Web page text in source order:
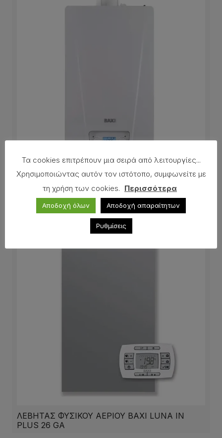
CLASSIC 24
ΛΕΒΗΤΑΣ ΦΥΣΙΚΟΥ ΑΕΡΙΟΥ ΒΑΧΙ LUNA IN
PLUS 26 GA
Τα cookies επιτρέπουν μια σειρά από λειτουργίες...
Χρησιμοποιώντας αυτόν τον ιστότοπο, συμφωνείτε με
τη χρήση των cookies. Περισσότερα
Αποδοχή όλων Αποδοχή απαραίτητων
Ρυθμίσεις